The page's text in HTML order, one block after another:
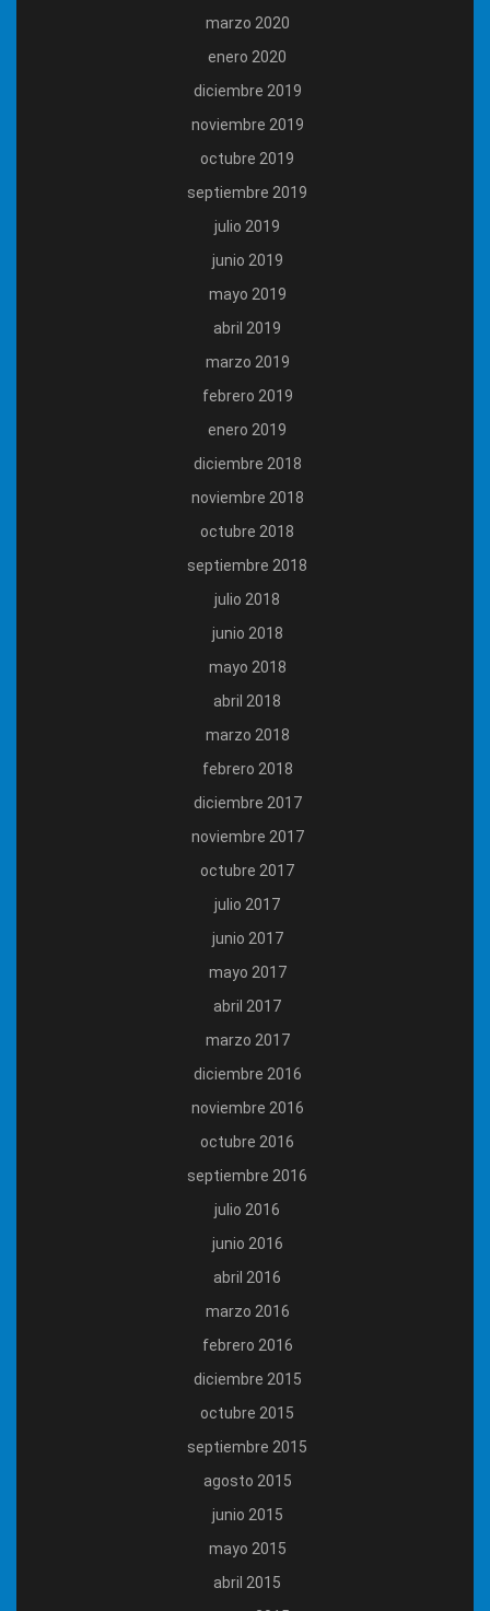
marzo 2020
enero 2020
diciembre 2019
noviembre 2019
octubre 2019
septiembre 2019
julio 2019
junio 2019
mayo 2019
abril 2019
marzo 2019
febrero 2019
enero 2019
diciembre 2018
noviembre 2018
octubre 2018
septiembre 2018
julio 2018
junio 2018
mayo 2018
abril 2018
marzo 2018
febrero 2018
diciembre 2017
noviembre 2017
octubre 2017
julio 2017
junio 2017
mayo 2017
abril 2017
marzo 2017
diciembre 2016
noviembre 2016
octubre 2016
septiembre 2016
julio 2016
junio 2016
abril 2016
marzo 2016
febrero 2016
diciembre 2015
octubre 2015
septiembre 2015
agosto 2015
junio 2015
mayo 2015
abril 2015